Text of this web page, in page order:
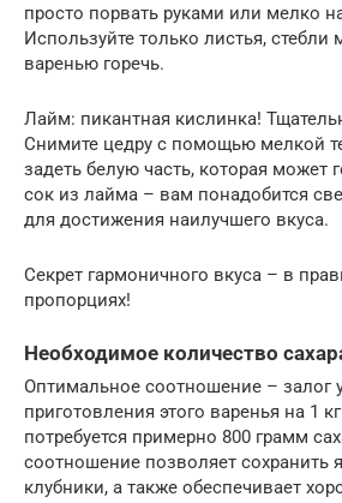
просто порвать руками или мелко
Используйте только листья, стебли
варенью горечь.
Лайм: пикантная кислинка!
Снимите цедру с помощью мелкой
задеть белую часть, которая может
сок из лайма – вам понадобится
для достижения наилучшего вкуса.
Секрет гармоничного вкуса – в
пропорциях!
Необходимое количество
Оптимальное соотношение – залог
приготовления этого варенья на 1
потребуется примерно 800 грамм
соотношение позволяет сохранить
клубники, а также обеспечивает